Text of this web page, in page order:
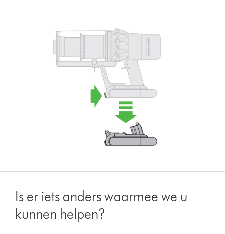
Is er iets anders waarmee we u
kunnen helpen?